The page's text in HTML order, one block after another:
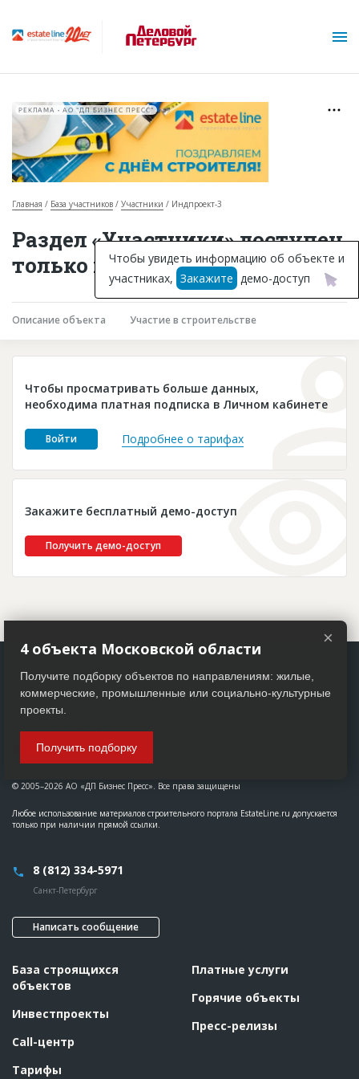
Горячие объекты
База строящихся объектов
Инвестпроекты
Глоссарий
Платные услуги
Пресс-релизы
РЕКЛАМА • АО "ДП БИЗНЕС ПРЕСС"
Главная База участников Участники Индпроект-3
Раздел «Участники» доступен
только подписчикам
Описание объекта Участие в строительстве
Чтобы просматривать больше данных,
необходима платная подписка в Личном кабинете
Войти Подробнее о тарифах
Закажите бесплатный демо-доступ
Получить демо-доступ
Чтобы увидеть информацию об объекте и
участниках, Закажите демо-доступ
© 2005–2026 АО «ДП Бизнес Пресс». Все права защищены
Любое использование материалов строительного портала EstateLine.ru допускается
только при наличии прямой ссылки.
8 (812) 334-5971
Санкт-Петербург
Написать сообщение
База строящихся
объектов
Инвестпроекты
Call-центр
Тарифы
Платные услуги
Горячие объекты
Пресс-релизы
×
4 объекта Московской области
Получите подборку объектов по направлениям: жилые,
коммерческие, промышленные или социально-культурные
проекты.
Получить подборку